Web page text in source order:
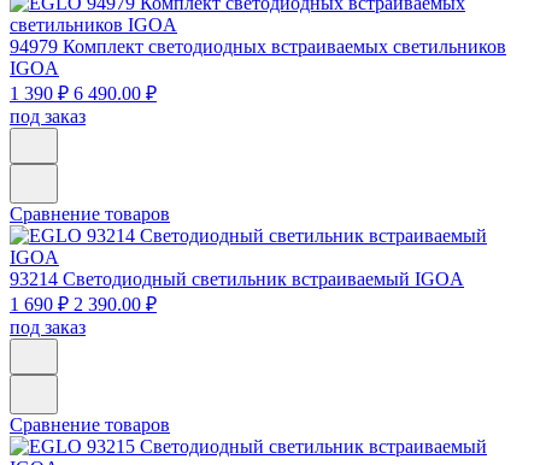
94979 Комплект светодиодных встраиваемых светильников
IGOA
1 390 ₽ 6 490.00 ₽
под заказ
Сравнение товаров
93214 Светодиодный светильник встраиваемый IGOA
1 690 ₽ 2 390.00 ₽
под заказ
Сравнение товаров